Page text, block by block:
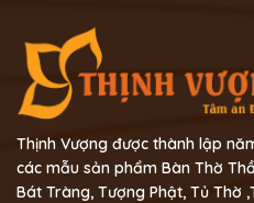
Thịnh Vượng được thành lập
các mẫu sản phẩm Bàn Thờ
Bát Tràng, Tượng Phật, Tủ Thờ